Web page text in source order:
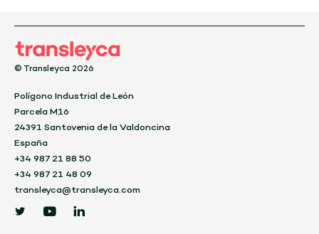
© Transleyca 2026
Polígono Industrial de León
Parcela M16
24391 Santovenia de la Valdoncina
España
+34 987 21 88 50
+34 987 21 48 09
transleyca@transleyca.com